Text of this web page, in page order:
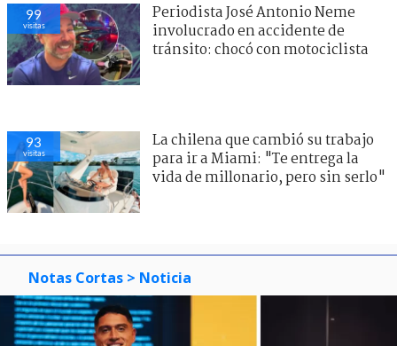
99
visitas
Periodista José Antonio Neme
involucrado en accidente de
tránsito: chocó con motociclista
93
visitas
La chilena que cambió su trabajo
para ir a Miami: "Te entrega la
vida de millonario, pero sin serlo"
Notas Cortas > Noticia